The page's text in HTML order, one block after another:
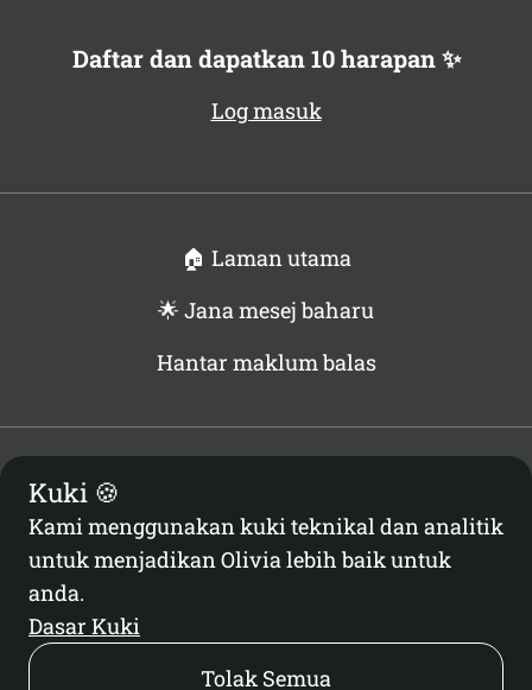
Kuki 🍪
Kami menggunakan kuki teknikal dan analitik
untuk menjadikan Olivia lebih baik untuk
anda.
Dasar Kuki
Tolak Semua
Daftar dan dapatkan 10 harapan ✨
Log masuk
🏠 Laman utama
🌟 Jana mesej baharu
Hantar maklum balas
Terma
Dasar Kuki